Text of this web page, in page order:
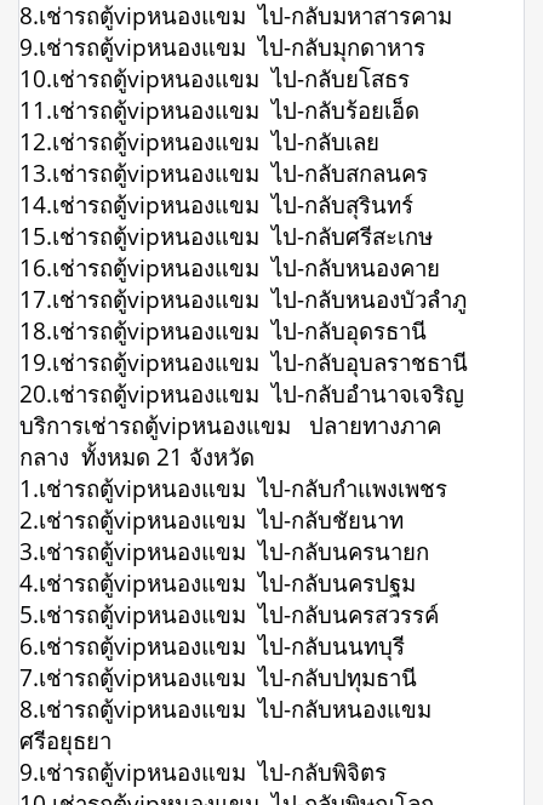
8.เช่ารถตู้vipหนองแขม ไป-กลับมหาสารคาม
9.เช่ารถตู้vipหนองแขม ไป-กลับมุกดาหาร
10.เช่ารถตู้vipหนองแขม ไป-กลับยโสธร
11.เช่ารถตู้vipหนองแขม ไป-กลับร้อยเอ็ด
12.เช่ารถตู้vipหนองแขม ไป-กลับเลย
13.เช่ารถตู้vipหนองแขม ไป-กลับสกลนคร
14.เช่ารถตู้vipหนองแขม ไป-กลับสุรินทร์
15.เช่ารถตู้vipหนองแขม ไป-กลับศรีสะเกษ
16.เช่ารถตู้vipหนองแขม ไป-กลับหนองคาย
17.เช่ารถตู้vipหนองแขม ไป-กลับหนองบัวลำภู
18.เช่ารถตู้vipหนองแขม ไป-กลับอุดรธานี
19.เช่ารถตู้vipหนองแขม ไป-กลับอุบลราชธานี
20.เช่ารถตู้vipหนองแขม ไป-กลับอำนาจเจริญ
บริการเช่ารถตู้vipหนองแขม ปลายทางภาค
กลาง ทั้งหมด 21 จังหวัด
1.เช่ารถตู้vipหนองแขม ไป-กลับกำแพงเพชร
2.เช่ารถตู้vipหนองแขม ไป-กลับชัยนาท
3.เช่ารถตู้vipหนองแขม ไป-กลับนครนายก
4.เช่ารถตู้vipหนองแขม ไป-กลับนครปฐม
5.เช่ารถตู้vipหนองแขม ไป-กลับนครสวรรค์
6.เช่ารถตู้vipหนองแขม ไป-กลับนนทบุรี
7.เช่ารถตู้vipหนองแขม ไป-กลับปทุมธานี
8.เช่ารถตู้vipหนองแขม ไป-กลับหนองแขม
ศรีอยุธยา
9.เช่ารถตู้vipหนองแขม ไป-กลับพิจิตร